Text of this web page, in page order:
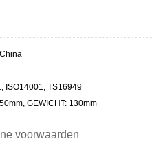
ISO14001, TS16949
GEWICHT: 130mm
voorwaarden